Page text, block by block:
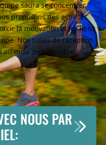
saura se concentrer
proposons des activités
la motivation et les liens
Nos salles de réception
au mois de novembre.
NOUS PAR